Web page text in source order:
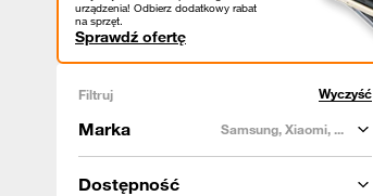
urządzenia! Odbierz dodatkowy rabat
na sprzęt.
Sprawdź ofertę
Filtruj Wyczyść
Marka Samsung, Xiaomi, ...
Dostępność